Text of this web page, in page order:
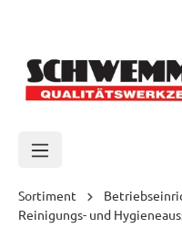
Sortiment
Reinigungs- und